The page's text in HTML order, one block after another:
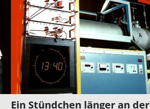
Ein Stündchen länger an der